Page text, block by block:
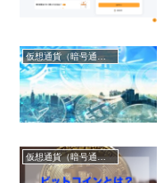
仮想通貨（暗号通貨）
仮想通貨（暗号通貨）